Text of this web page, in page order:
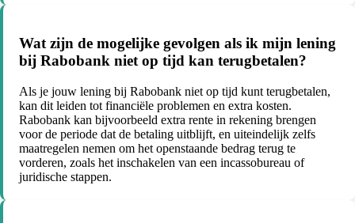
Wat zijn de mogelijke gevolgen als ik mijn lening
bij Rabobank niet op tijd kan terugbetalen?
Als je jouw lening bij Rabobank niet op tijd kunt terugbetalen,
kan dit leiden tot financiële problemen en extra kosten.
Rabobank kan bijvoorbeeld extra rente in rekening brengen
voor de periode dat de betaling uitblijft, en uiteindelijk zelfs
maatregelen nemen om het openstaande bedrag terug te
vorderen, zoals het inschakelen van een incassobureau of
juridische stappen.